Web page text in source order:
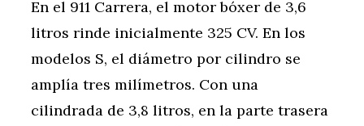
En el 911 Carrera, el motor bóxer de 3,6
litros rinde inicialmente 325 CV. En los
modelos S, el diámetro por cilindro se
amplía tres milímetros. Con una
cilindrada de 3,8 litros, en la parte trasera